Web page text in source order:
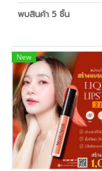
พบสินค้า 5 ชิ้น
New